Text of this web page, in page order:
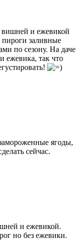
вишней и ежевикой
пироги заливные
по сезону. На даче
ежевика, так что
ягоды,
сейчас.
и ежевикой.
но без ежевики.